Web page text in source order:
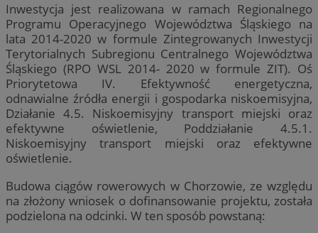
Inwestycja jest realizowana w ramach Regionalnego
Programu Operacyjnego Województwa Śląskiego na
lata 2014-2020 w formule Zintegrowanych Inwestycji
Terytorialnych Subregionu Centralnego Województwa
Śląskiego (RPO WSL 2014- 2020 w formule ZIT). Oś
Priorytetowa IV. Efektywność energetyczna,
odnawialne źródła energii i gospodarka niskoemisyjna,
Działanie 4.5. Niskoemisyjny transport miejski oraz
efektywne oświetlenie, Poddziałanie 4.5.1.
Niskoemisyjny transport miejski oraz efektywne
oświetlenie.
Budowa ciągów rowerowych w Chorzowie, ze względu
na złożony wniosek o dofinansowanie projektu, została
podzielona na odcinki. W ten sposób powstaną: